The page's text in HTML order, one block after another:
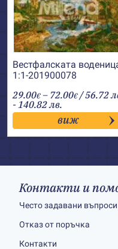
Вестфалската
1:1-201900078
29.00€ – 72.00€Price
range:
29.00€
through
72.00€
/ 56.72
- 140.82 лв.
виж
Контакти и
Често задавани въпроси
Отказ от поръчка
Контакти